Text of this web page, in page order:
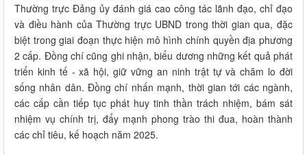
Thường trực Đảng ủy đánh giá cao công tác lãnh đạo, chỉ đạo
và điều hành của Thường trực UBND trong thời gian qua, đặc
biệt trong giai đoạn thực hiện mô hình chính quyền địa phương
2 cấp. Đồng chí cũng ghi nhận, biểu dương những kết quả phát
triển kinh tế - xã hội, giữ vững an ninh trật tự và chăm lo đời
sống nhân dân. Đồng chí nhấn mạnh, thời gian tới các ngành,
các cấp cần tiếp tục phát huy tinh thần trách nhiệm, bám sát
nhiệm vụ chính trị, đẩy mạnh phong trào thi đua, hoàn thành
các chỉ tiêu, kế hoạch năm 2025.